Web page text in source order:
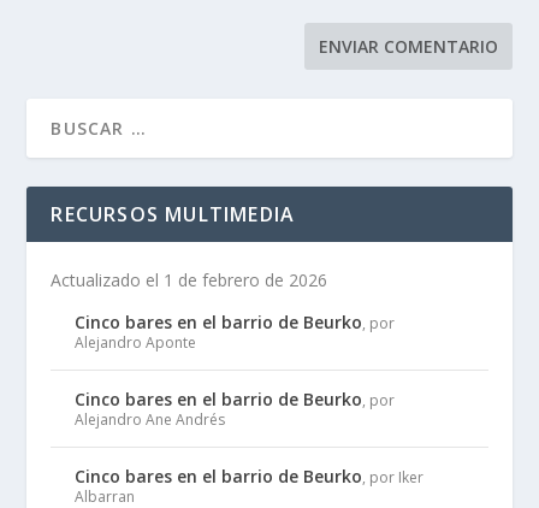
RECURSOS MULTIMEDIA
Actualizado el 1 de febrero de 2026
Cinco bares en el barrio de Beurko, por
Alejandro Aponte
Cinco bares en el barrio de Beurko, por
Alejandro Ane Andrés
Cinco bares en el barrio de Beurko, por Iker
Albarran